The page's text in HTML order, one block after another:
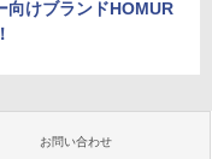
向けブランドHOMUR
お問い合わせ